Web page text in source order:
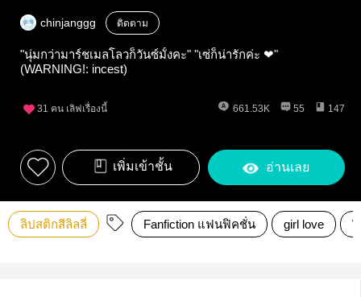
chinjanggg ติดตาม
"นุ่มกว่ามาร์ชเมลโลวก็วันซ์มั้งคะ" "เซ่ก็น่ารักค่ะ ❤"
(WARNING!: incest)
31 คน เลิฟเรื่องนี้ 661.53K 55 147
เพิ่มเข้าชั้น อ่านเลย
ลิปสติกสีลิลลี่ Fanfiction แฟนฟิคชั่น girl love